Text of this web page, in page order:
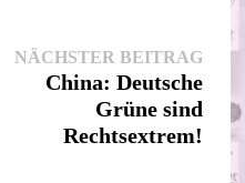
NÄCHSTER BEITRAG
China: Deutsche
Grüne sind
Rechtsextrem!